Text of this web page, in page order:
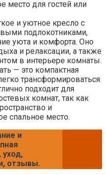
место для гостей или
и уютное кресло с
подлокотниками,
уюта и комфорта. Оно
и релаксации, а также
в интерьере комнаты.
— это компактная
трансформироваться
подходит для
комнат, так как
и
спальное место.
и
уход,
отзывы.